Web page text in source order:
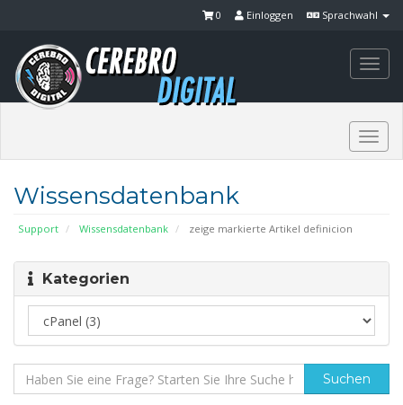
Sprachwahl
Einloggen
0
Wissensdatenbank
Support Wissensdatenbank zeige markierte Artikel definicion
Kategorien